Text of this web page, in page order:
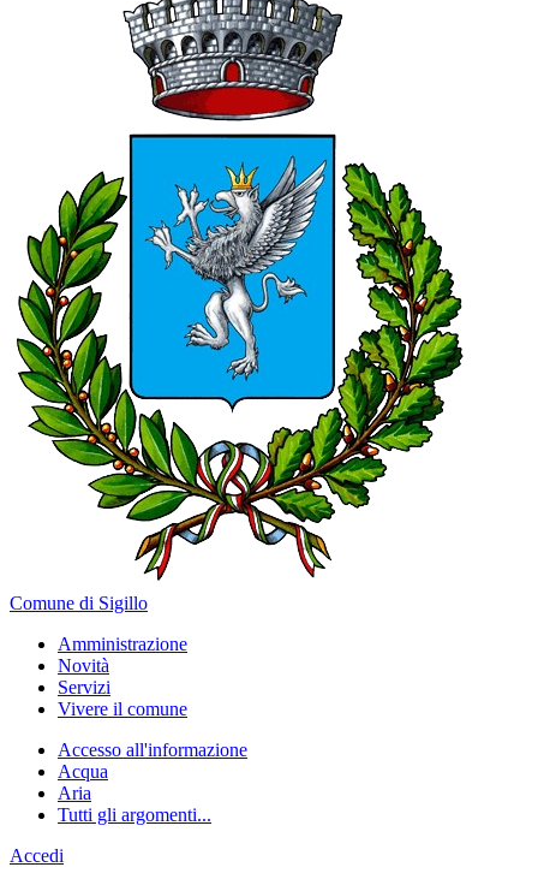
Comune di Sigillo
Amministrazione
Novità
Servizi
Vivere il comune
Accesso all'informazione
Acqua
Aria
Tutti gli argomenti...
Accedi